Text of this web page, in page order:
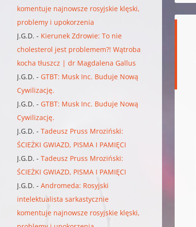
komentuje najnowsze rosyjskie klęski,
problemy i upokorzenia
J.G.D. - Kierunek Zdrowie: To nie
cholesterol jest problemem?! Wątroba
kocha tłuszcz | dr Magdalena Gallus
J.G.D. - GTBT: Musk Inc. Buduje Nową
Cywilizację.
J.G.D. - GTBT: Musk Inc. Buduje Nową
Cywilizację.
J.G.D. -Tadeusz Pruss Mroziński:
ŚCIEŻKI GWIAZD, PISMA I PAMIĘCI
J.G.D. -Tadeusz Pruss Mroziński:
ŚCIEŻKI GWIAZD, PISMA I PAMIĘCI
J.G.D. -Andromeda: Rosyjski
intelektualista sarkastycznie
komentuje najnowsze rosyjskie klęski,